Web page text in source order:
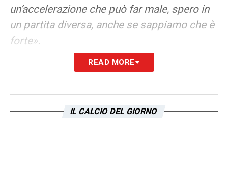
un’accelerazione che può far male, spero in
un partita diversa, anche se sappiamo che è
forte».
INDISPONIBILI –«Settimana difficilissima,
amente. Una settimana con 8 hgiocatori con
la febbre contemporaneamente non è facile
READ MORE
IL CALCIO DEL GIORNO